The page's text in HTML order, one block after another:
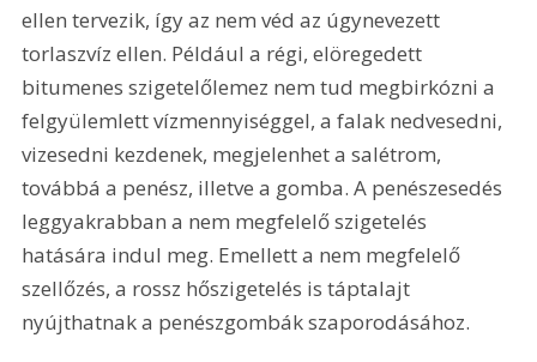
ellen tervezik, így az nem véd az úgynevezett
torlaszvíz ellen. Például a régi, elöregedett
bitumenes szigetelőlemez nem tud megbirkózni a
felgyülemlett vízmennyiséggel, a falak nedvesedni,
vizesedni kezdenek, megjelenhet a salétrom,
továbbá a penész, illetve a gomba. A penészesedés
leggyakrabban a nem megfelelő szigetelés
hatására indul meg. Emellett a nem megfelelő
szellőzés, a rossz hőszigetelés is táptalajt
nyújthatnak a penészgombák szaporodásához.